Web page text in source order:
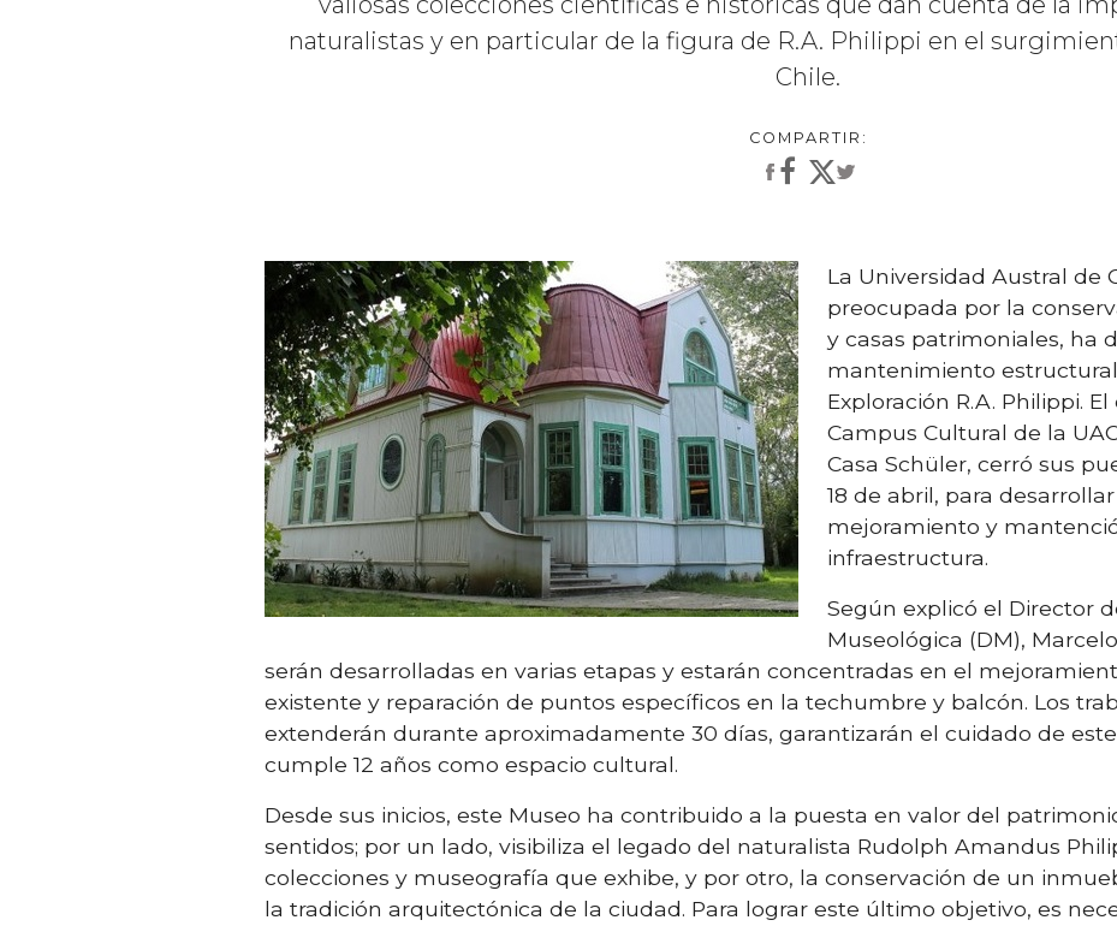
naturalistas y en particular de la figura de R.A. Philippi en el
Chile.
La Universidad Austral de
preocupada por la
y casas patrimoniales, ha
mantenimiento
Exploración R.A. Philippi.
Campus Cultural de la
Casa Schüler, cerró sus
18 de abril, para
mejoramiento y
infraestructura.
Según explicó el Director
Museológica (DM),
serán desarrolladas en varias etapas y estarán concentradas en el
existente y reparación de puntos específicos en la techumbre y balcón. Los
extenderán durante aproximadamente 30 días, garantizarán el cuidado de
cumple 12 años como espacio cultural.
Desde sus inicios, este Museo ha contribuido a la puesta en valor del
sentidos; por un lado, visibiliza el legado del naturalista Rudolph Amandus
colecciones y museografía que exhibe, y por otro, la conservación de un
la tradición arquitectónica de la ciudad. Para lograr este último objetivo, es